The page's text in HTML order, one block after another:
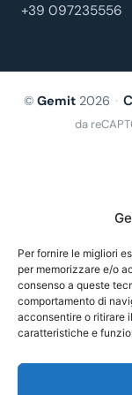
Per fornire le migliori
per memorizzare e/o
consenso a queste
comportamento di
acconsentire o ritirare
caratteristiche e
+39 097235556
© Gemit2026 ·
da